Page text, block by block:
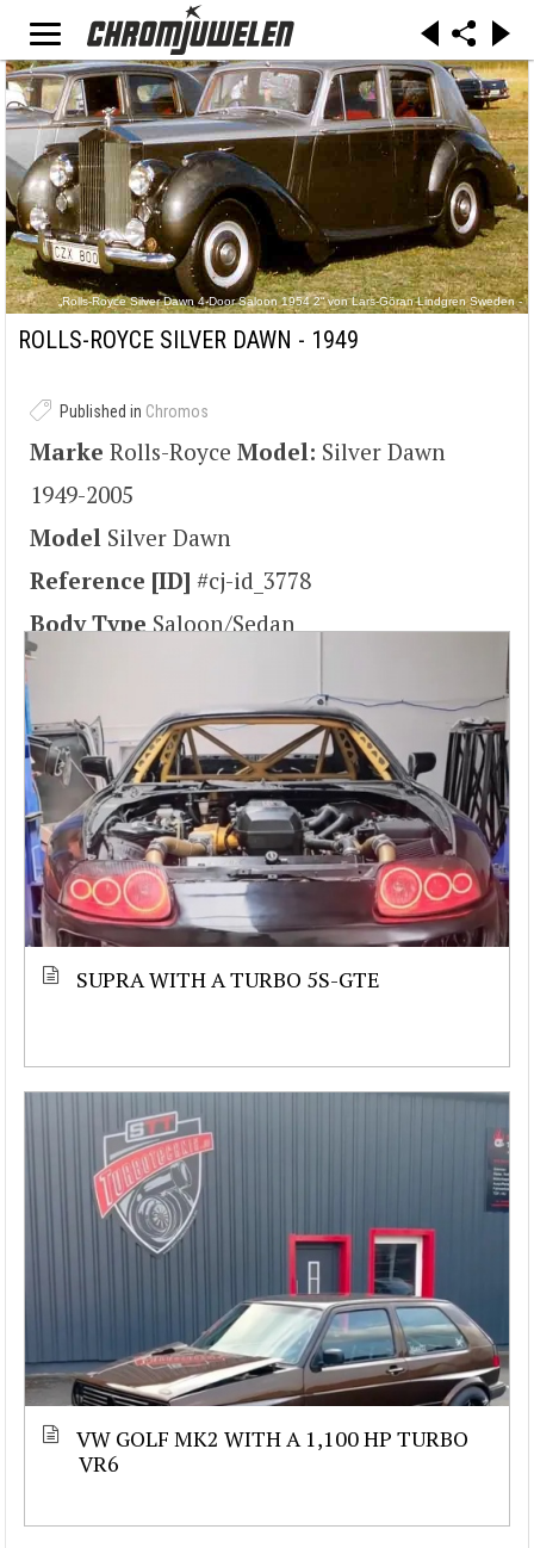
„Rolls-Royce Silver Dawn 4-Door Saloon 1954 2“ von Lars-Göran Lindgren Sweden -
Eigenes Werk. Lizenziert unter CC BY-SA 3.0 über Wikimedia Commons -
Door_Saloon_1954_2.jpg#/media/File:Rolls-Royce_Silver_Dawn_4-
ROLLS-ROYCE SILVER DAWN - 1949
Published in Chromos
Marke Rolls-Royce Model: Silver Dawn
1949-2005
Model Silver Dawn
Reference [ID] #cj-id_3778
Body Type Saloon/Sedan
SUPRA WITH A TURBO 5S-GTE
VW GOLF MK2 WITH A 1,100 HP TURBO
VR6